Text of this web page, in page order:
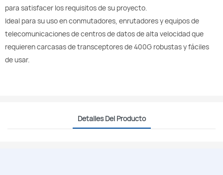
para satisfacer los requisitos de su proyecto.
Ideal para su uso en conmutadores, enrutadores y equipos de
telecomunicaciones de centros de datos de alta velocidad que
requieren carcasas de transceptores de 400G robustas y fáciles
de usar.
Detalles Del Producto